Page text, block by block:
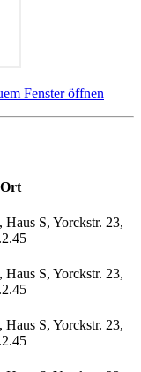
Fenster öffnen
Ort
Haus S, Yorckstr. 23,
Haus S, Yorckstr. 23,
Haus S, Yorckstr. 23,